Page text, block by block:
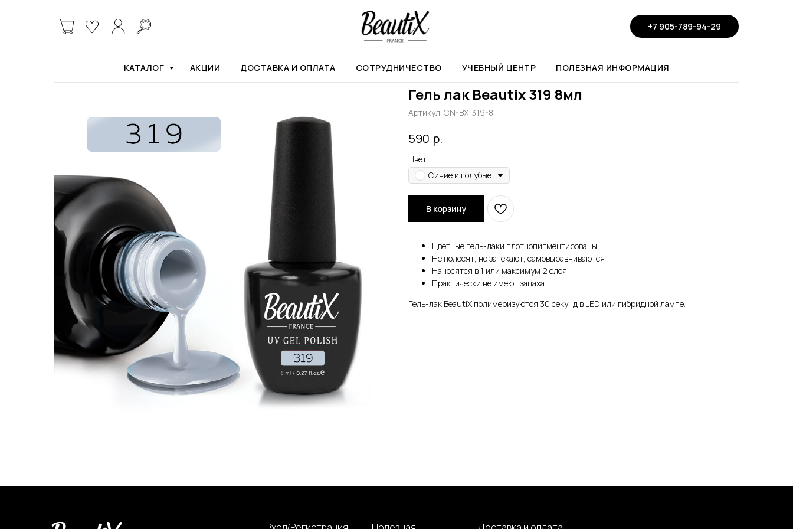
+7 905-789-94-29
КАТАЛОГ АКЦИИ ДОСТАВКА И ОПЛАТА СОТРУДНИЧЕСТВО УЧЕБНЫЙ ЦЕНТР ПОЛЕЗНАЯ ИНФОРМАЦИЯ
Гель лак Beautix 319 8мл
Артикул: CN-BX-319-8
590 р.
Цвет
Синие и голубые
В корзину
Цветные гель-лаки плотнопигментированы
Не полосят, не затекают, самовыравниваются
Наносятся в 1 или максимум 2 слоя
Практически не имеют запаха
Гель-лак BeautiX полимеризуются 30 секунд в LED или гибридной лампе.